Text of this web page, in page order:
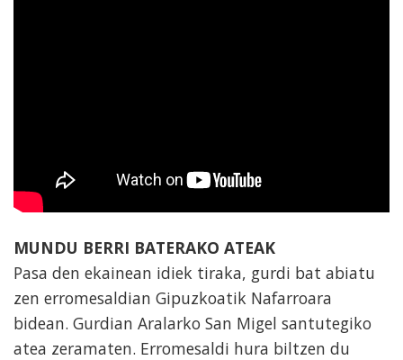
MUNDU BERRI BATERAKO ATEAK
Pasa den ekainean idiek tiraka, gurdi bat abiatu
zen erromesaldian Gipuzkoatik Nafarroara
bidean. Gurdian Aralarko San Migel santutegiko
atea zeramaten. Erromesaldi hura biltzen du